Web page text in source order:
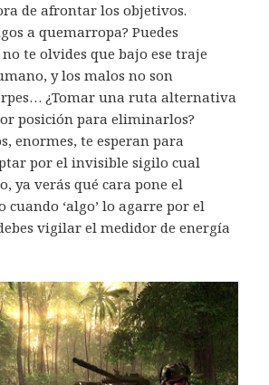
de afrontar los objetivos.
a quemarropa? Puedes
te olvides que bajo ese traje
y los malos no son
¿Tomar una ruta alternativa
posición para eliminarlos?
enormes, te esperan para
por el invisible sigilo cual
ya verás qué cara pone el
cuando ‘algo’ lo agarre por el
vigilar el medidor de energía